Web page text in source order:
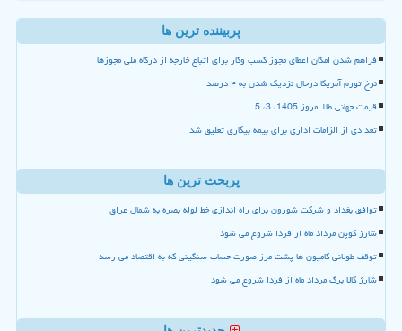
پربیننده ترین ها
فراهم شدن امکان اعطای مجوز کسب وکار برای اتباع خارجه از درگاه ملی مجوزها
نرخ تورم آمریکا درحال نزدیک شدن به ۴ درصد
قیمت جهانی طلا امروز 1405، 3، 5
تعدادی از الزامات اداری برای بیمه بیکاری تعلیق شد
پربحث ترین ها
توافق بغداد و شرکت شورون برای راه اندازی خط لوله بصره به شمال عراق
شارژ کوپن مرداد ماه از فردا شروع می شود
توقف طولانی کامیون ها پشت مرز صورت حساب سنگینی که به اقتصاد می رسد
شارژ کالا برگ مرداد ماه از فردا شروع می شود